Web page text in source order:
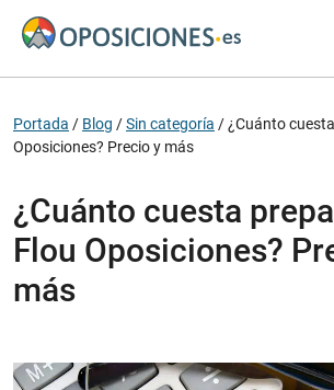
Portada / Blog /Sin categoría / ¿Cuánto
Oposiciones? Precio y más
¿Cuánto cuesta
Flou Oposiciones?
más